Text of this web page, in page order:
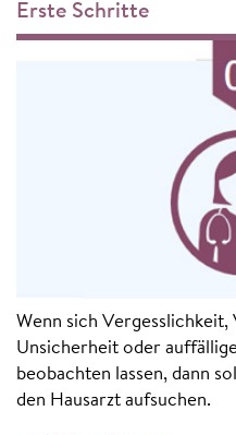
Erste Schritte
Wenn sich
Unsicherheit oder
beobachten lassen, dann
den Hausarzt aufsuchen.